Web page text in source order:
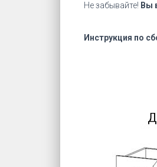
Не забывайте! Вы
Инструкция по